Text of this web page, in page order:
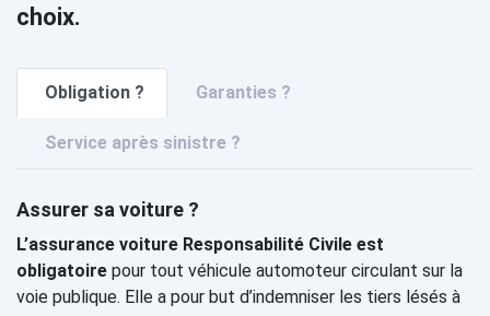
choix.
Obligation ? Garanties ?
Service après sinistre ?
Assurer sa voiture ?
L’assurance voiture Responsabilité Civile est
obligatoire pour tout véhicule automoteur circulant sur la
voie publique. Elle a pour but d’indemniser les tiers lésés à